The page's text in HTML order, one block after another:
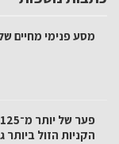
מסע פנימי מחיים
הקניות הזול ביותר